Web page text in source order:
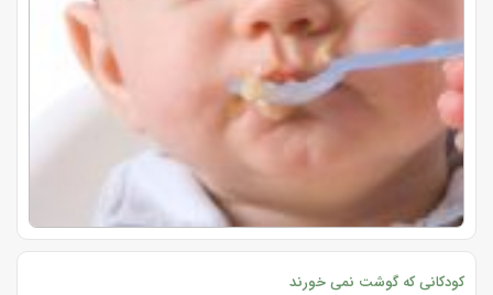
کودکانی که گوشت نمی خورند